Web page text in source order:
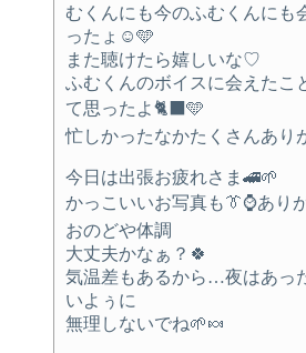
むくんにも今のふむくんにも
ったょ☺️🩵
また聴けたら嬉しいな♡
ふむくんのボイスに会えた
て思ったよ🐈‍⬛🩵
忙しかったなかたくさんあり
今日は出張お疲れさま🚄🌱
かっこいいお写真も👔⌚️あり
おのどや体調
大丈夫かなぁ？🍀
気温差もあるから…夜はあっ
いよぅに
無理しないでね🌱🍬